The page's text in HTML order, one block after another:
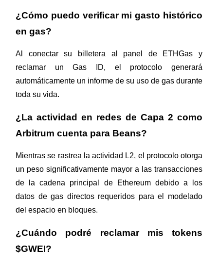
Afiliados de Bitrue
¡Hasta un 65% de comisiones!
Referencia
Invita a un amigo para recibir recompensas en efectivo
BTC Welcome Rewards
¿Cómo puedo verificar mi gasto histórico
en gas?
Al conectar su billetera al panel de ETHGas y
reclamar un Gas ID, el protocolo generará
automáticamente un informe de su uso de gas durante
toda su vida.
¿La actividad en redes de Capa 2 como
Arbitrum cuenta para Beans?
Mientras se rastrea la actividad L2, el protocolo otorga
un peso significativamente mayor a las transacciones
de la cadena principal de Ethereum debido a los
datos de gas directos requeridos para el modelado
del espacio en bloques.
¿Cuándo podré reclamar mis tokens
$GWEI?